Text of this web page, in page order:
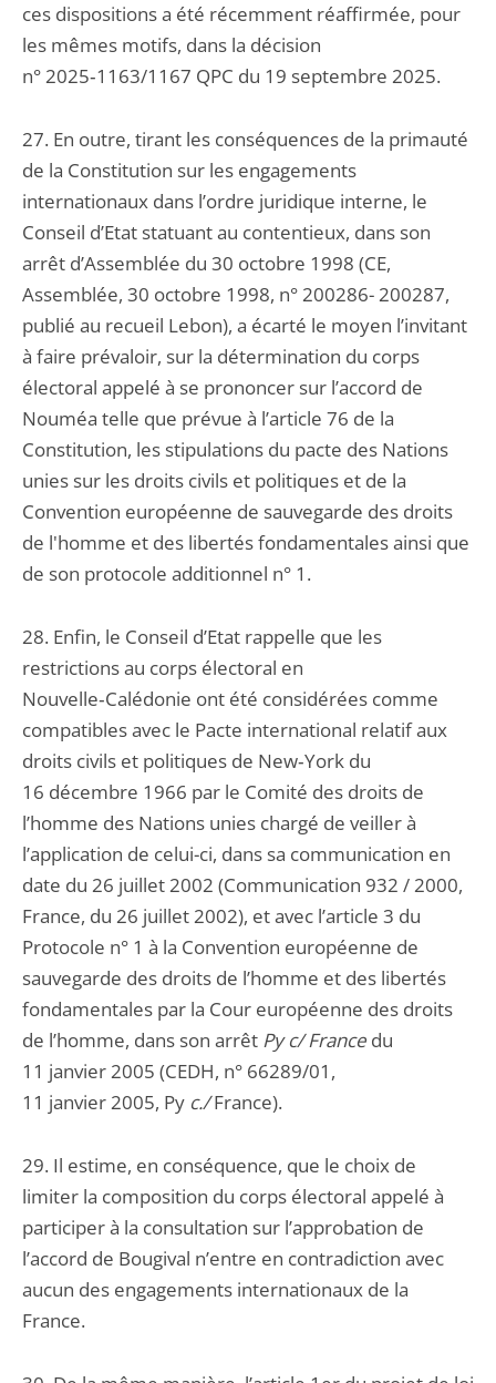
ces dispositions a été récemment réaffirmée, pour
les mêmes motifs, dans la décision
n° 2025‑1163/1167 QPC du 19 septembre 2025.
27. En outre, tirant les conséquences de la primauté
de la Constitution sur les engagements
internationaux dans l’ordre juridique interne, le
Conseil d’Etat statuant au contentieux, dans son
arrêt d’Assemblée du 30 octobre 1998 (CE,
Assemblée, 30 octobre 1998, n° 200286- 200287,
publié au recueil Lebon), a écarté le moyen l’invitant
à faire prévaloir, sur la détermination du corps
électoral appelé à se prononcer sur l’accord de
Nouméa telle que prévue à l’article 76 de la
Constitution, les stipulations du pacte des Nations
unies sur les droits civils et politiques et de la
Convention européenne de sauvegarde des droits
de l'homme et des libertés fondamentales ainsi que
de son protocole additionnel n° 1.
28. Enfin, le Conseil d’Etat rappelle que les
restrictions au corps électoral en
Nouvelle‑Calédonie ont été considérées comme
compatibles avec le Pacte international relatif aux
droits civils et politiques de New‑York du
16 décembre 1966 par le Comité des droits de
l’homme des Nations unies chargé de veiller à
l’application de celui-ci, dans sa communication en
date du 26 juillet 2002 (Communication 932 / 2000,
France, du 26 juillet 2002), et avec l’article 3 du
Protocole n° 1 à la Convention européenne de
sauvegarde des droits de l’homme et des libertés
fondamentales par la Cour européenne des droits
de l’homme, dans son arrêt Py c/ France du
11 janvier 2005 (CEDH, n° 66289/01,
11 janvier 2005, Py c./France).
29. Il estime, en conséquence, que le choix de
limiter la composition du corps électoral appelé à
participer à la consultation sur l’approbation de
l’accord de Bougival n’entre en contradiction avec
aucun des engagements internationaux de la
France.